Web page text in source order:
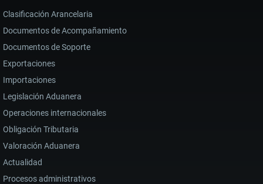
Clasificación Arancelaria
Documentos de Acompañamiento
Documentos de Soporte
Exportaciones
Importaciones
Legislación Aduanera
Operaciones internacionales
Obligación Tributaria
Valoración Aduanera
Actualidad
Procesos administrativos